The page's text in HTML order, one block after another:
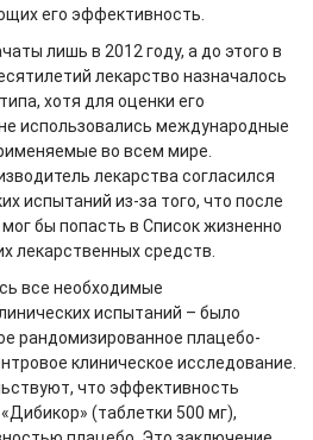
его эффективность.
лишь в 2012 году, а до этого в
лекарство назначалось
хотя для оценки его
использовались международные
во всем мире.
лекарства согласился
испытаний из-за того, что после
бы попасть в Список жизненно
лекарственных средств.
все необходимые
испытаний – было
рандомизированное плацебо-
клиническое исследование.
что эффективность
(таблетки 500 мг),